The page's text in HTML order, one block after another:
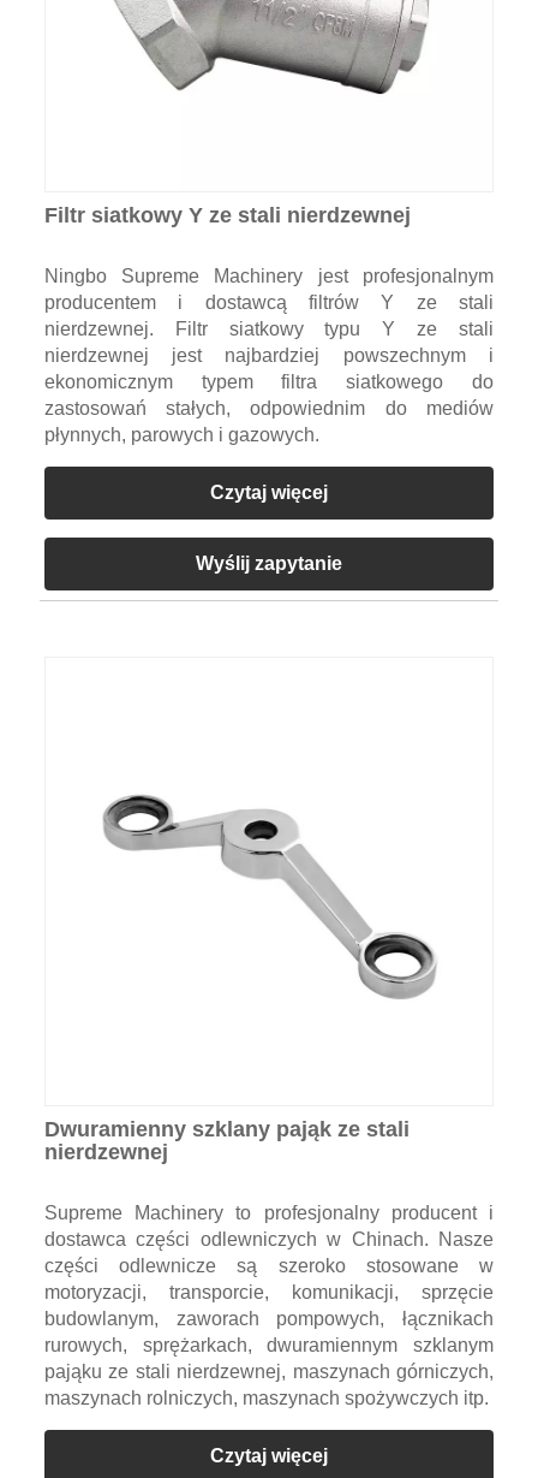
Filtr siatkowy Y ze stali nierdzewnej
Ningbo Supreme Machinery jest profesjonalnym
producentem i dostawcą filtrów Y ze stali
nierdzewnej. Filtr siatkowy typu Y ze stali
nierdzewnej jest najbardziej powszechnym i
ekonomicznym typem filtra siatkowego do
zastosowań stałych, odpowiednim do mediów
płynnych, parowych i gazowych.
Czytaj więcej
Wyślij zapytanie
Dwuramienny szklany pająk ze stali
nierdzewnej
Supreme Machinery to profesjonalny producent i
dostawca części odlewniczych w Chinach. Nasze
części odlewnicze są szeroko stosowane w
motoryzacji, transporcie, komunikacji, sprzęcie
budowlanym, zaworach pompowych, łącznikach
rurowych, sprężarkach, dwuramiennym szklanym
pająku ze stali nierdzewnej, maszynach górniczych,
maszynach rolniczych, maszynach spożywczych itp.
Czytaj więcej